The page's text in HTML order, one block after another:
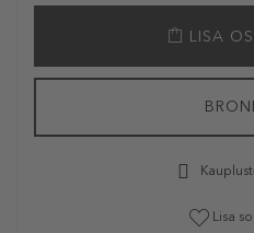
LISA
Lisa